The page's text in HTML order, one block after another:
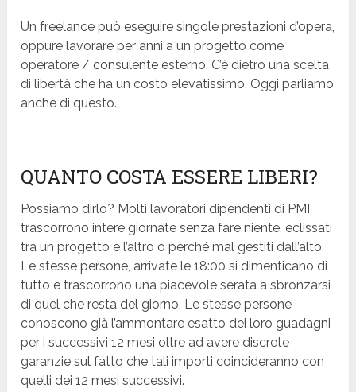
Un freelance può eseguire singole prestazioni d’opera,
oppure lavorare per anni a un progetto come
operatore / consulente esterno. C’è dietro una scelta
di libertà che ha un costo elevatissimo. Oggi parliamo
anche di questo.
QUANTO COSTA ESSERE LIBERI?
Possiamo dirlo? Molti lavoratori dipendenti di PMI
trascorrono intere giornate senza fare niente, eclissati
tra un progetto e l’altro o perché mal gestiti dall’alto.
Le stesse persone, arrivate le 18:00 si dimenticano di
tutto e trascorrono una piacevole serata a sbronzarsi
di quel che resta del giorno. Le stesse persone
conoscono già l’ammontare esatto dei loro guadagni
per i successivi 12 mesi oltre ad avere discrete
garanzie sul fatto che tali importi coincideranno con
quelli dei 12 mesi successivi.